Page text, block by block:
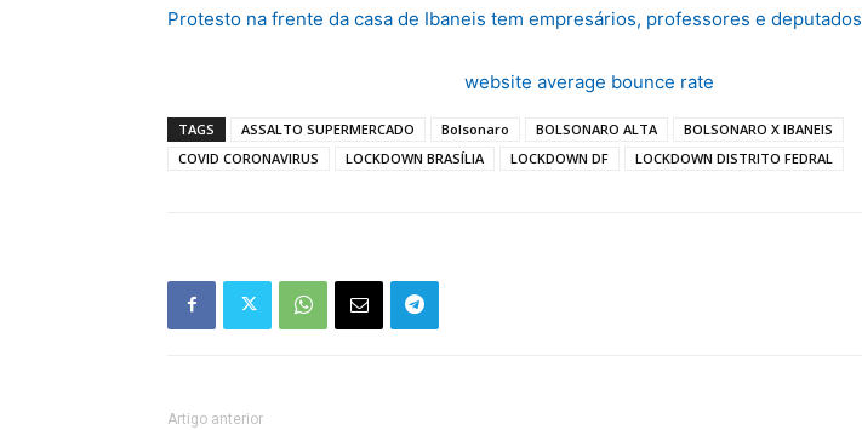
Protesto na frente da casa de Ibaneis tem empresários, professores e deputados
website average bounce rate
TAGS ASSALTO SUPERMERCADO Bolsonaro BOLSONARO ALTA
BOLSONARO X IBANEIS
COVID CORONAVIRUS
LOCKDOWN BRASÍLIA LOCKDOWN DF LOCKDOWN DISTRITO FEDRAL
Artigo anterior